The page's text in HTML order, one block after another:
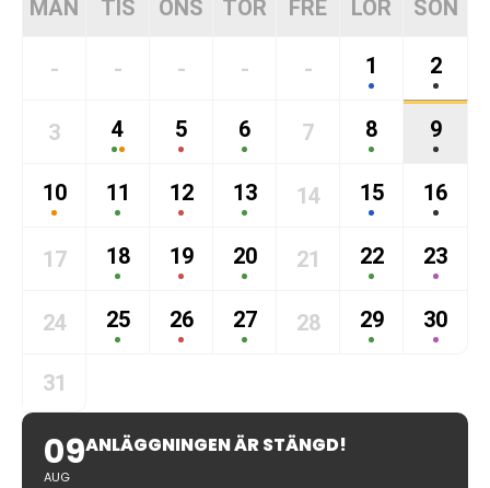
MÅN TIS ONS TOR FRE LÖR SÖN
- - - - - 1 2
3 4 5 6 7 8 9
10 11 12 13 14 15 16
17 18 19 20 21 22 23
24 25 26 27 28 29 30
31
09
AUG
ANLÄGGNINGEN ÄR STÄNGD!